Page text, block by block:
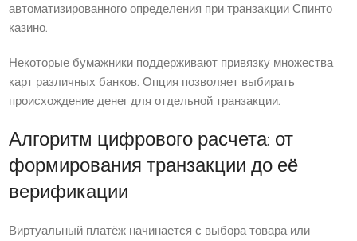
автоматизированного определения при транзакции Спинто
казино.
Некоторые бумажники поддерживают привязку множества
карт различных банков. Опция позволяет выбирать
происхождение денег для отдельной транзакции.
Алгоритм цифрового расчета: от
формирования транзакции до её
верификации
Виртуальный платёж начинается с выбора товара или